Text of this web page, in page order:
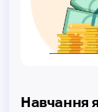
Навчання